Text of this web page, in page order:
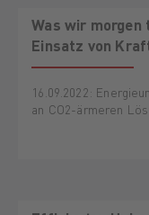
Was wir morgen
Einsatz von
16.09.2022:
an CO2-ärmeren